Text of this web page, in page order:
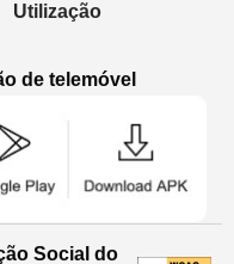
Utilização
de telemóvel
Social do